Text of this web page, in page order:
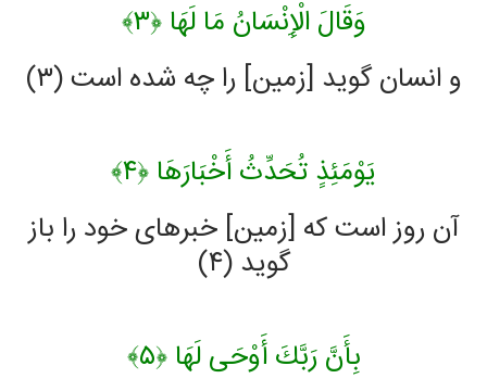
وَقَالَ الْإِنْسَانُ مَا لَهَا ﴿۳﴾
و انسان گويد [زمين] را چه شده است (۳)
يَوْمَئِذٍ تُحَدِّثُ أَخْبَارَهَا ﴿۴﴾
آن روز است كه [زمين] خبرهاى خود را باز
گويد (۴)
بِأَنَّ رَبَّكَ أَوْحَى لَهَا ﴿۵﴾